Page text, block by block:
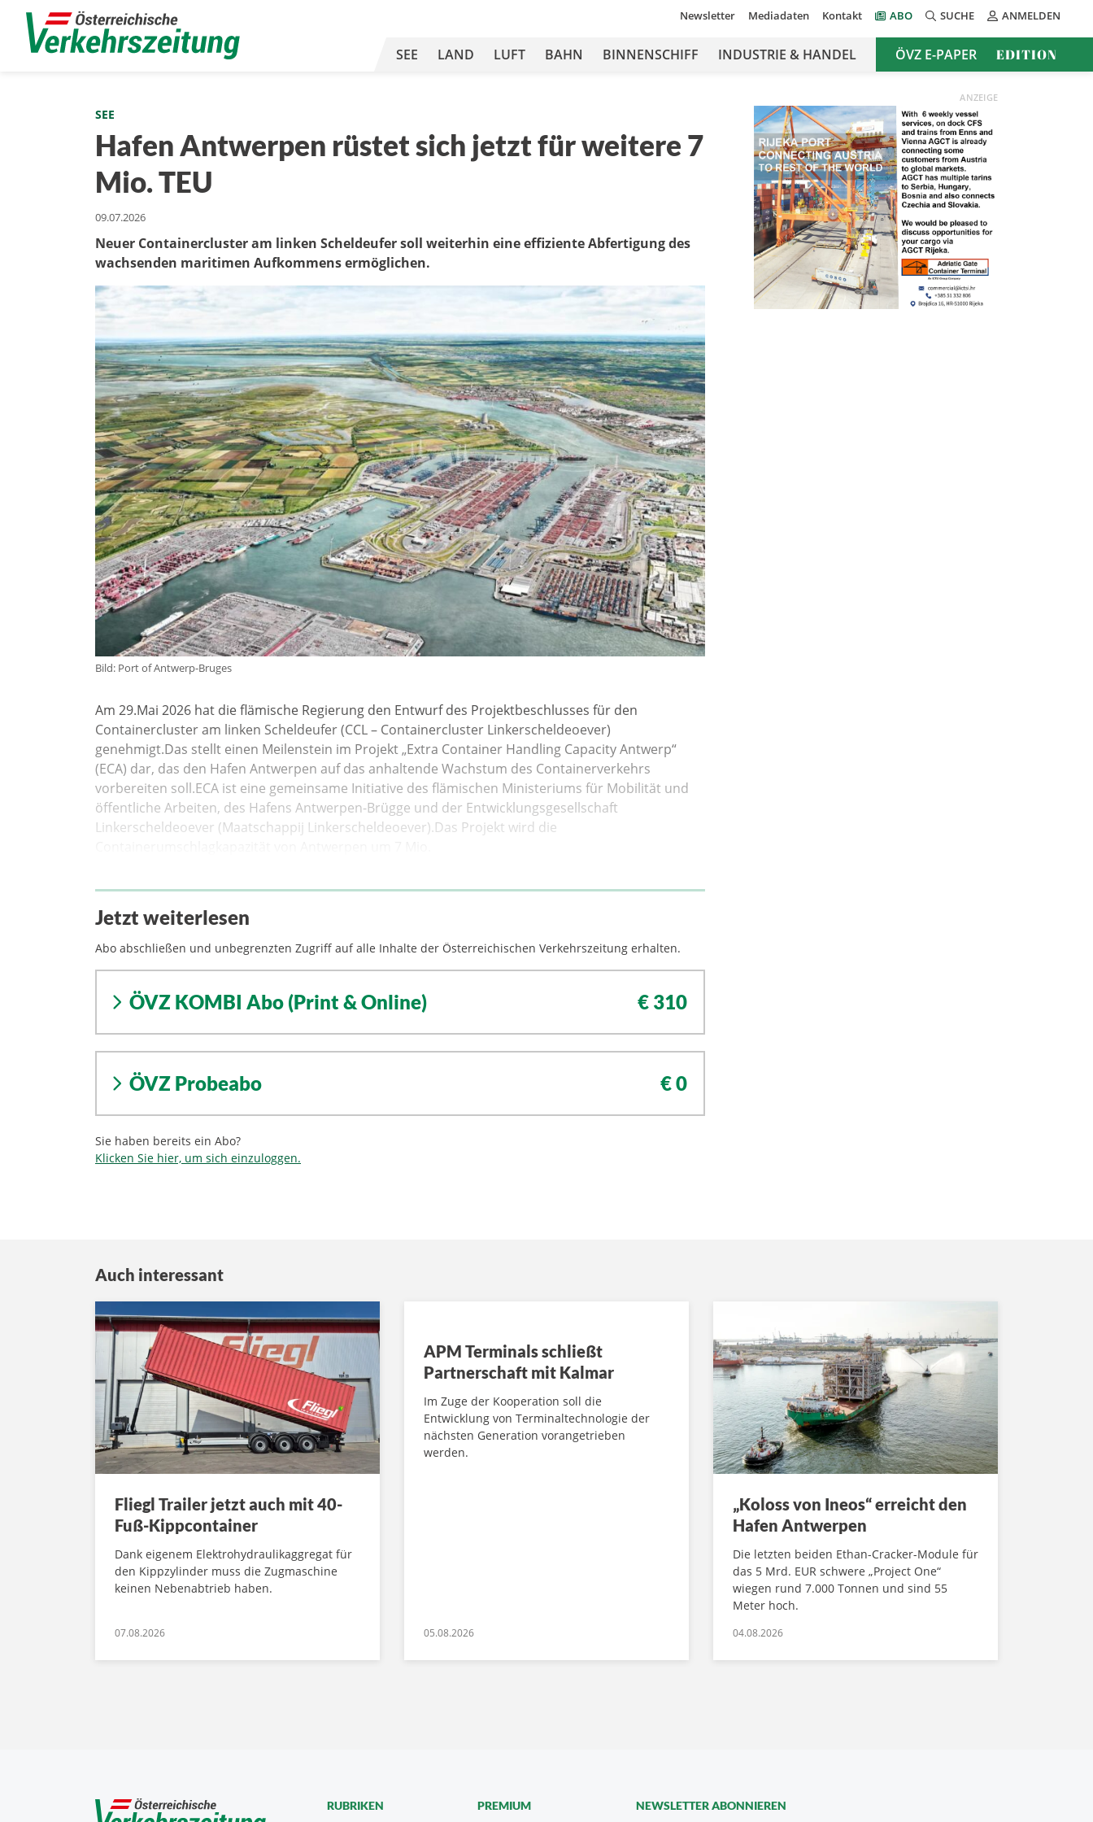
Newsletter Mediadaten Kontakt ABO SUCHE ANMELDEN
SEE LAND LUFT BAHN BINNENSCHIFF INDUSTRIE & HANDEL ÖVZ E-PAPER EDITION
SEE
Hafen Antwerpen rüstet sich jetzt für weitere 7
Mio. TEU
09.07.2026
Neuer Containercluster am linken Scheldeufer soll weiterhin eine effiziente Abfertigung des
wachsenden maritimen Aufkommens ermöglichen.
Bild: Port of Antwerp-Bruges
Am 29.Mai 2026 hat die flämische Regierung den Entwurf des Projektbeschlusses für den
Containercluster am linken Scheldeufer (CCL – Containercluster Linkerscheldeoever)
genehmigt.Das stellt einen Meilenstein im Projekt „Extra Container Handling Capacity Antwerp“
(ECA) dar, das den Hafen Antwerpen auf das anhaltende Wachstum des Containerverkehrs
vorbereiten soll.ECA ist eine gemeinsame Initiative des flämischen Ministeriums für Mobilität und
öffentliche Arbeiten, des Hafens Antwerpen-Brügge und der Entwicklungsgesellschaft
Linkerscheldeoever (Maatschappij Linkerscheldeoever).Das Projekt wird die
Jetzt weiterlesen
Abo abschließen und unbegrenzten Zugriff auf alle Inhalte der Österreichischen Verkehrszeitung erhalten.
ÖVZ KOMBI Abo (Print & Online) € 310
ÖVZ Probeabo € 0
Sie haben bereits ein Abo?
Klicken Sie hier, um sich einzuloggen.
ANZEIGE
Auch interessant
Fliegl Trailer jetzt auch mit 40-
Fuß-Kippcontainer
Dank eigenem Elektrohydraulikaggregat für
den Kippzylinder muss die Zugmaschine
keinen Nebenabtrieb haben.
07.08.2026
APM Terminals schließt
Partnerschaft mit Kalmar
Im Zuge der Kooperation soll die
Entwicklung von Terminaltechnologie der
nächsten Generation vorangetrieben
werden.
05.08.2026
„Koloss von Ineos“ erreicht den
Hafen Antwerpen
Die letzten beiden Ethan-Cracker-Module für
das 5 Mrd. EUR schwere „Project One“
wiegen rund 7.000 Tonnen und sind 55
Meter hoch.
04.08.2026
NEWSLETTER ABONNIEREN
RUBRIKEN PREMIUM